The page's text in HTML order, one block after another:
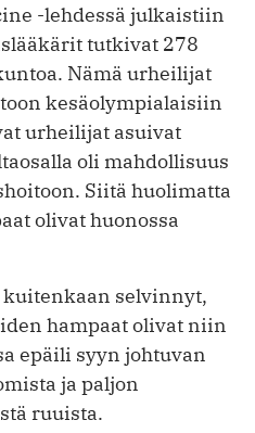
-lehdessä julkaistiin
tutkivat 278
Nämä urheilijat
kesäolympialaisiin
urheilijat asuivat
oli mahdollisuus
Siitä huolimatta
olivat huonossa
selvinnyt,
hampaat olivat niin
epäili syyn johtuvan
ja paljon
ruuista.